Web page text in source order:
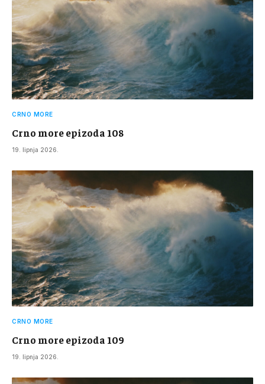
CRNO MORE
Crno more epizoda 108
19. lipnja 2026.
CRNO MORE
Crno more epizoda 109
19. lipnja 2026.